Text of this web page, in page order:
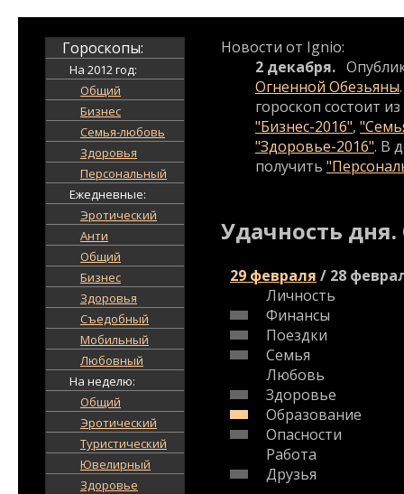
Гороскопы:
На 2012 год:
Общий
Бизнес
Семья-любовь
Здоровья
Персональный
Ежедневные:
Эротический
Анти
Общий
Бизнес
Здоровья
Съедобный
Мобильный
Любовный
На неделю:
Общий
Эротический
Туристический
Ювелирный
Здоровье
Новости от Ignio:
2 декабря.
Огненной Обезьяны
гороскоп состоит
"Бизнес-2016",
"Здоровье-2016". В
получить
Удачность
29 февраля / 28
Личность
Финансы
Поездки
Семья
Любовь
Здоровье
Образование
Опасности
Работа
Друзья